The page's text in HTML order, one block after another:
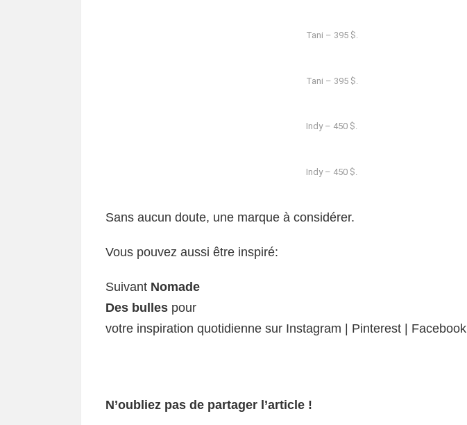
Tani – 395 $.
Tani – 395 $.
Indy – 450 $.
Indy – 450 $.
Sans aucun doute, une marque à considérer.
Vous pouvez aussi être inspiré:
Suivant Nomade
Des bulles pour
votre inspiration quotidienne sur Instagram | Pinterest | Facebook
N’oubliez pas de partager l’article !